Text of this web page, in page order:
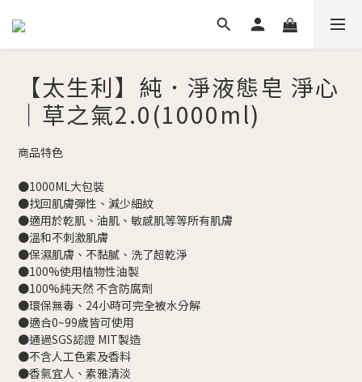
【太生利】純．淨液態皂 淨心
｜草之氣2.0(1000ml)
商品特色
●1000ML大包裝
●找回肌膚彈性、減少細紋
●適用於乾肌、油肌、敏感肌等等所有肌膚
●溫和不刺激肌膚
●保濕肌膚、不黏膩、洗了超乾淨
●100%使用植物性油製
●100%純天然 不含防腐劑
●環保無毒、24小時可完全被水分解
●適合0~99歲皆可使用
●通過SGS認證 MIT製造
●不含人工色素及香料
●香氣宜人、素雅清淡